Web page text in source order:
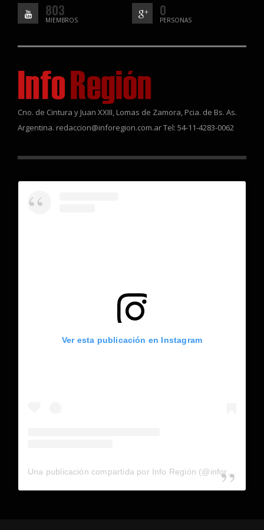
803
MIEMBROS
0
PERSONAS
Cno. de Cintura y Juan XXIII, Lomas de Zamora, Pcia. de Bs. As.
Argentina. redaccion@inforegion.com.ar Tel: 54-11-4283-0062
Ver esta publicación en Instagram
Una publicación compartida por Info Región (@inforegion_redes)